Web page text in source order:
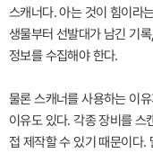
스캐너다. 아는 것이 힘이라
생물부터 선발대가 남긴 기
정보를 수집해야 한다.
물론 스캐너를 사용하는 이
이유도 있다. 각종 장비를 스
접 제작할 수 있기 때문이다.